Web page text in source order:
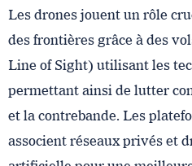
Les drones jouent un rôle
des frontières grâce à des
Line of Sight) utilisant les
permettant ainsi de lutter
et la contrebande. Les
associent réseaux privés et